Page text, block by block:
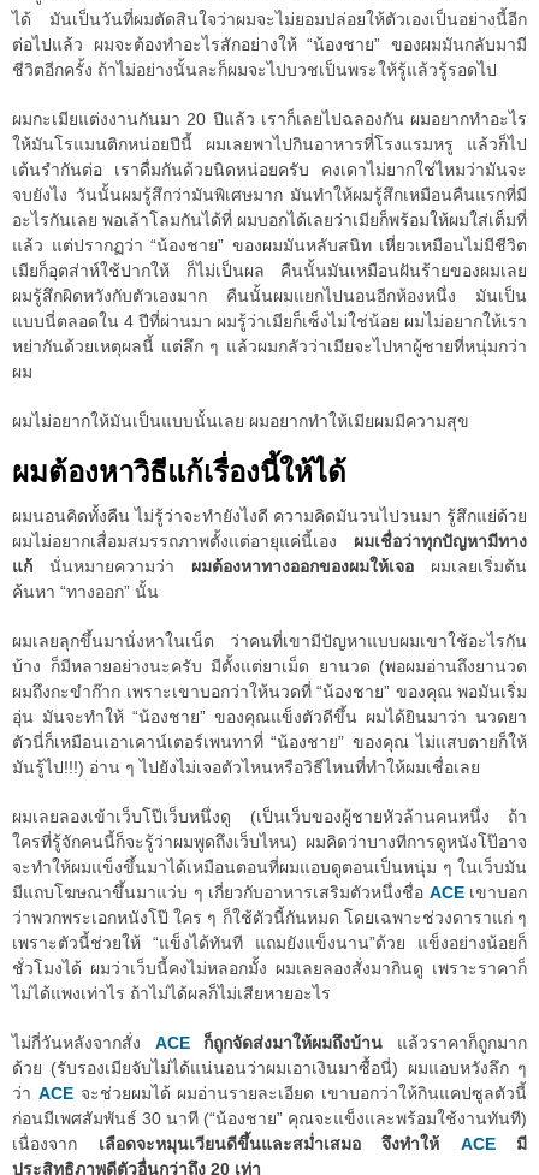
ได้ มันเป็นวันที่ผมตัดสินใจว่าผมจะไม่ยอมปล่อยให้ตัวเองเป็นอย่างนี้อีก
ต่อไปแล้ว ผมจะต้องทำอะไรสักอย่างให้ “น้องชาย” ของผมมันกลับมามี
ชีวิตอีกครั้ง ถ้าไม่อย่างนั้นละก็ผมจะไปบวชเป็นพระให้รู้แล้วรู้รอดไป
ผมกะเมียแต่งงานกันมา 20 ปีแล้ว เราก็เลยไปฉลองกัน ผมอยากทำอะไร
ให้มันโรแมนติกหน่อยปีนี้ ผมเลยพาไปกินอาหารที่โรงแรมหรู แล้วก็ไป
เต้นรำกันต่อ เราดื่มกันด้วยนิดหน่อยครับ คงเดาไม่ยากใช่ไหมว่ามันจะ
จบยังไง วันนั้นผมรู้สึกว่ามันพิเศษมาก มันทำให้ผมรู้สึกเหมือนคืนแรกที่มี
อะไรกันเลย พอเล้าโลมกันได้ที่ ผมบอกได้เลยว่าเมียก็พร้อมให้ผมใส่เต็มที่
แล้ว แต่ปรากฏว่า “น้องชาย” ของผมมันหลับสนิท เหี่ยวเหมือนไม่มีชีวิต
เมียก็อุตส่าห์ใช้ปากให้ ก็ไม่เป็นผล คืนนั้นมันเหมือนฝันร้ายของผมเลย
ผมรู้สึกผิดหวังกับตัวเองมาก คืนนั้นผมแยกไปนอนอีกห้องหนึ่ง มันเป็น
แบบนี่ตลอดใน 4 ปีที่ผ่านมา ผมรู้ว่าเมียก็เซ็งไม่ใช่น้อย ผมไม่อยากให้เรา
หย่ากันด้วยเหตุผลนี้ แต่ลึก ๆ แล้วผมกลัวว่าเมียจะไปหาผู้ชายที่หนุ่มกว่า
ผม
ผมไม่อยากให้มันเป็นแบบนั้นเลย ผมอยากทำให้เมียผมมีความสุข
ผมต้องหาวิธีแก้เรื่องนี้ให้ได้
ผมนอนคิดทั้งคืน ไม่รู้ว่าจะทำยังไงดี ความคิดมันวนไปวนมา รู้สึกแย่ด้วย
ผมไม่อยากเสื่อมสมรรถภาพตั้งแต่อายุแค่นี้เอง ผมเชื่อว่าทุกปัญหามีทาง
แก้ นั่นหมายความว่า ผมต้องหาทางออกของผมให้เจอ ผมเลยเริ่มต้น
ค้นหา “ทางออก” นั้น
ผมเลยลุกขึ้นมานั่งหาในเน็ต ว่าคนที่เขามีปัญหาแบบผมเขาใช้อะไรกัน
บ้าง ก็มีหลายอย่างนะครับ มีตั้งแต่ยาเม็ด ยานวด (พอผมอ่านถึงยานวด
ผมถึงกะขำก๊าก เพราะเขาบอกว่าให้นวดที่ “น้องชาย” ของคุณ พอมันเริ่ม
อุ่น มันจะทำให้ “น้องชาย” ของคุณแข็งตัวดีขึ้น ผมได้ยินมาว่า นวดยา
ตัวนี่ก็เหมือนเอาเคาน์เตอร์เพนทาที่ “น้องชาย” ของคุณ ไม่แสบตายก็ให้
มันรู้ไป!!!) อ่าน ๆ ไปยังไม่เจอตัวไหนหรือวิธีไหนที่ทำให้ผมเชื่อเลย
ผมเลยลองเข้าเว็บโป๊เว็บหนึ่งดู (เป็นเว็บของผู้ชายหัวล้านคนหนึ่ง ถ้า
ใครที่รู้จักคนนี้ก็จะรู้ว่าผมพูดถึงเว็บไหน) ผมคิดว่าบางทีการดูหนังโป๊อาจ
จะทำให้ผมแข็งขึ้นมาได้เหมือนตอนที่ผมแอบดูตอนเป็นหนุ่ม ๆ ในเว็บมัน
มีแถบโฆษณาขึ้นมาแว่บ ๆ เกี่ยวกับอาหารเสริมตัวหนึ่งชื่อ ACEเขาบอก
ว่าพวกพระเอกหนังโป๊ ใคร ๆ ก็ใช้ตัวนี้กันหมด โดยเฉพาะช่วงดาราแก่ ๆ
เพราะตัวนี้ช่วยให้ “แข็งได้ทันที แถมยังแข็งนาน”ด้วย แข็งอย่างน้อยก็
ชั่วโมงได้ ผมว่าเว็บนี้คงไม่หลอกมั้ง ผมเลยลองสั่งมากินดู เพราะราคาก็
ไม่ได้แพงเท่าไร ถ้าไม่ได้ผลก็ไม่เสียหายอะไร
ไม่กี่วันหลังจากสั่ง ACE ก็ถูกจัดส่งมาให้ผมถึงบ้าน แล้วราคาก็ถูกมาก
ด้วย (รับรองเมียจับไม่ได้แน่นอนว่าผมเอาเงินมาซื้อนี่) ผมแอบหวังลึก ๆ
ว่า ACEจะช่วยผมได้ ผมอ่านรายละเอียด เขาบอกว่าให้กินแคปซูลตัวนี้
ก่อนมีเพศสัมพันธ์ 30 นาที (“น้องชาย” คุณจะแข็งและพร้อมใช้งานทันที)
เนื่องจาก เลือดจะหมุนเวียนดีขึ้นและสม่ำเสมอ จึงทำให้ ACEมี
ประสิทธิภาพดีตัวอื่นกว่าถึง 20 เท่า